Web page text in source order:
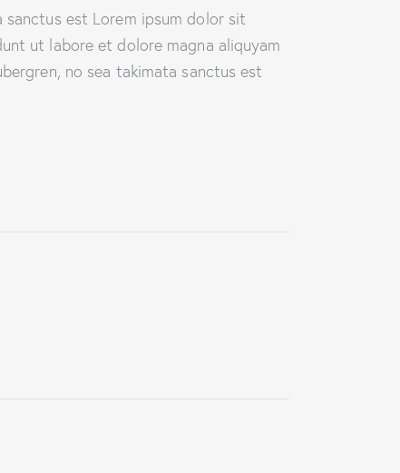
est Lorem ipsum dolor sit
ut labore et dolore magna aliquyam
no sea takimata sanctus est